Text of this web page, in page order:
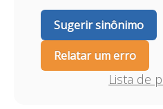
Sugerir sinônimo
Relatar um erro
Lista de